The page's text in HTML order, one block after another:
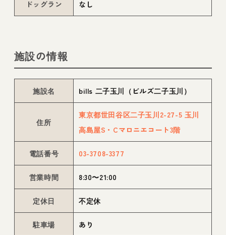
ドッグラン なし
施設の情報
施設名 bills 二子玉川（ビルズ二子玉川）
住所
東京都世田谷区二子玉川2-27-5 玉川
高島屋S・Cマロニエコート3階
電話番号 03-3708-3377
営業時間 8:30〜21:00
定休日 不定休
駐車場 あり